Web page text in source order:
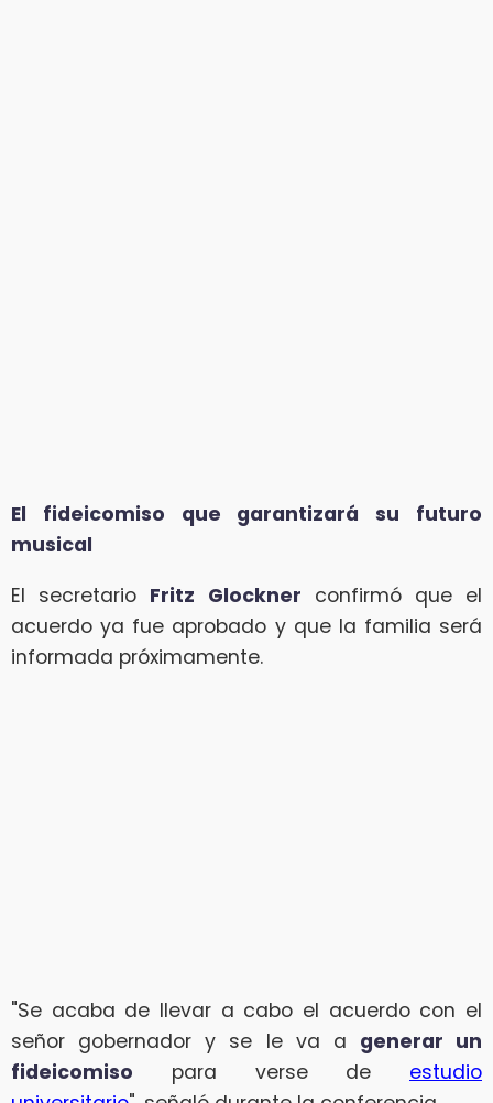
El fideicomiso que garantizará su futuro
musical
El secretario Fritz Glockner confirmó que el
acuerdo ya fue aprobado y que la familia será
informada próximamente.
"Se acaba de llevar a cabo el acuerdo con el
señor gobernador y se le va a generar un
fideicomiso para verse de estudio